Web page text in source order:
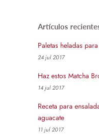
Artículos
Paletas heladas
24 jul 2017
Haz estos Matcha
14 jul 2017
Receta para
aguacate
11 jul 2017